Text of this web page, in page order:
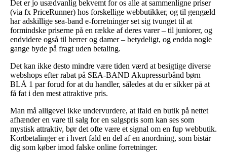
Det er jo usædvanlig bekvemt for os alle at sammenligne priser
(via fx PriceRunner) hos forskellige webbutikker, og til gengæld
har adskillige sea-band e-forretninger set sig tvunget til at
formindske priserne på en række af deres varer – til juniorer, og
endvidere også til herrer og damer – betydeligt, og endda nogle
gange byde på fragt uden betaling.
Det kan ikke desto mindre være tiden værd at besigtige diverse
webshops efter rabat på SEA-BAND Akupressurbånd børn
BLÅ 1 par forud for at du handler, således at du er sikker på at
få fat i den mest attraktive pris.
Man må alligevel ikke undervurdere, at ifald en butik på nettet
afhænder en vare til salg for en salgspris som kan ses som
mystisk attraktiv, bør det ofte være et signal om en fup webbutik.
Kortbetalinger er i hvert fald en del af en anordning, som bistår
dig som køber imod falske online forretninger.